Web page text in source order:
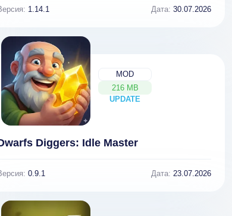
1.14.1 Дата: 30.07.2026
MOD
216 MB
UPDATE
NEW
Diggers: Idle Master
0.9.1 Дата: 23.07.2026